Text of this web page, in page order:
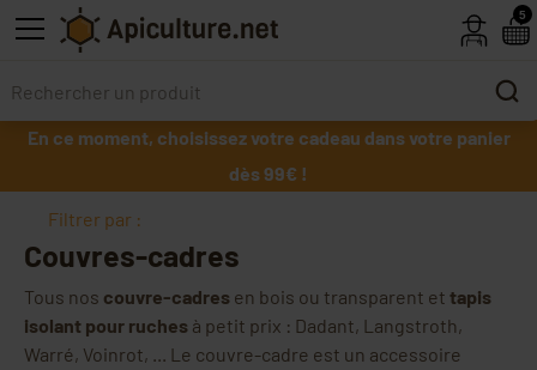
Skip to main content
En ce moment, choisissez votre cadeau dans votre panier
dès 99€ !
Filtrer par :
Couvres-cadres
Tous nos couvre-cadres en bois ou transparent et tapis
isolant pour ruches à petit prix : Dadant, Langstroth,
Warré, Voinrot, ... Le couvre-cadre est un accessoire
5